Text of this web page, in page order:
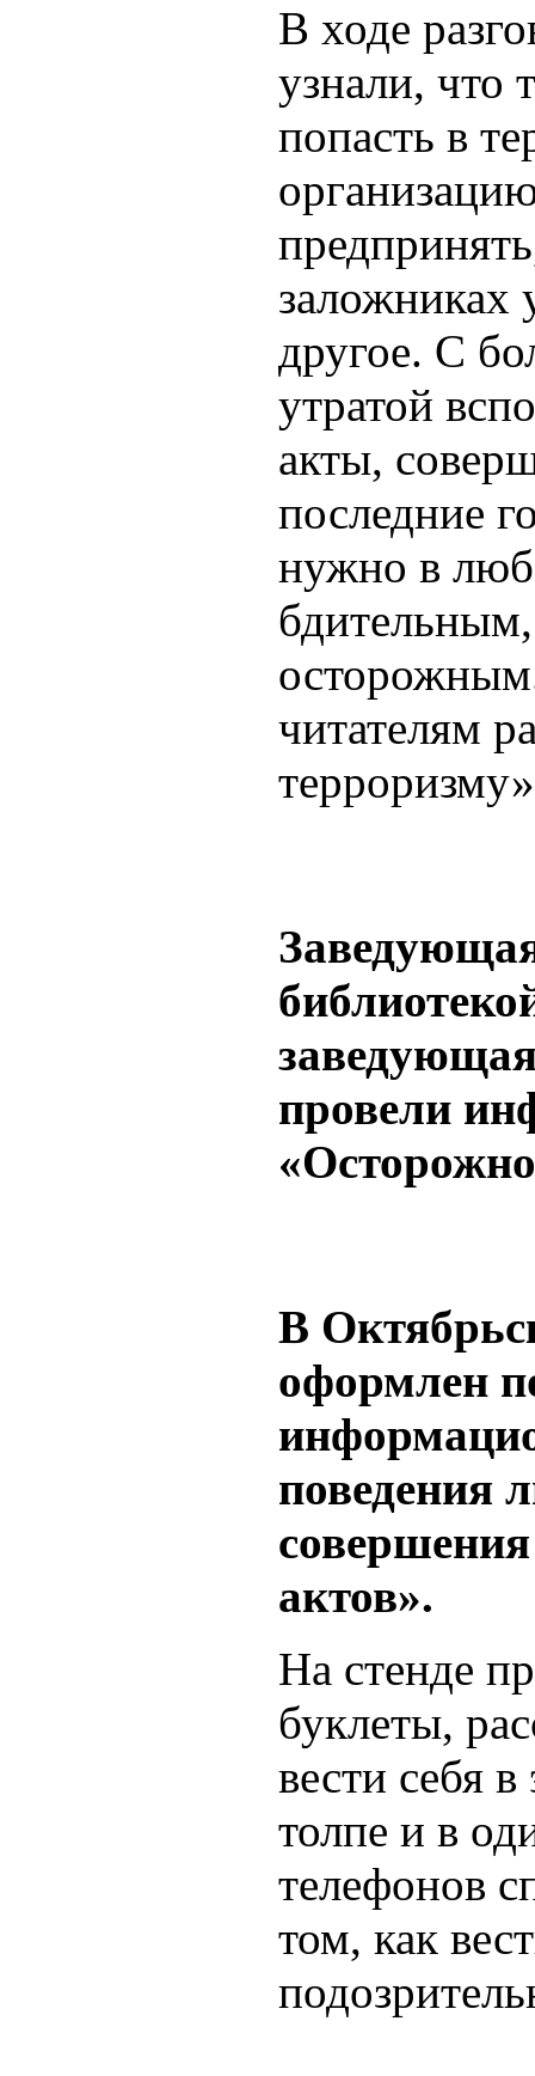
В ходе
узнали, что
попасть в
заложниках
другое. С
утратой
акты,
последние
нужно в
читателям
провели
В
оформлен
поведения
актов».
На стенде
буклеты,
вести себя
толпе и в
телефонов
том, как